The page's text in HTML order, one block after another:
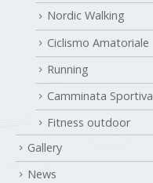
Nordic Walking
Ciclismo Amatoriale
Running
Camminata Sportiva
Fitness outdoor
Gallery
News